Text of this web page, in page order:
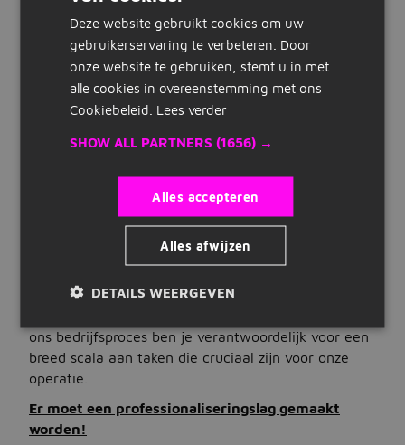
WAT WIJ BIEDEN
Salaris
€ 4.750 tot € 5.750 per maand
32 tot 40 uur per week
fulltime, parttime
VACATUREBESCHRIJVING
Gezocht: Inkoper Werkverdelervoor een
dynamisch bedrijf!
essentiële schakel vormt tussen onze afdelingen
ons bedrijfsproces ben je verantwoordelijk voor een
breed scala aan taken die cruciaal zijn voor onze
operatie.
Er moet een professionaliseringslag gemaakt
worden!
Snelle links
Inschrijven
Vacatures
Vacatures zoeken
Vacatures per locatie
Vacatures per beroepsgroep
Deze website gebruikt cookies om uw
gebruikerservaring te verbeteren. Door
onze website te gebruiken, stemt u in met
alle cookies in overeenstemming met ons
Cookiebeleid. Lees verder
SHOW ALL PARTNERS (1656) →
Alles accepteren
Alles afwijzen
DETAILS WEERGEVEN